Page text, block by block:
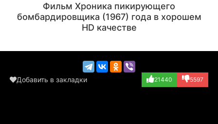
(Катя-повариха)
(рядовой-механик)
Фильм Хроника пикирующего
бомбардировщика (1967) года в хорошем
HD качестве
Добавить в закладки 21440 5597